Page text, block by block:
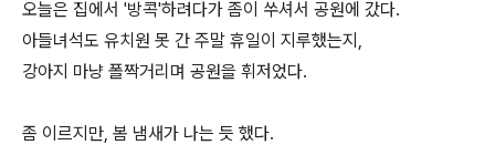
오늘은 집에서 '방콕'하려다가 좀이 쑤셔서 공원에 갔다.
아들녀석도 유치원 못 간 주말 휴일이 지루했는지,
강아지 마냥 폴짝거리며 공원을 휘저었다.
좀 이르지만, 봄 냄새가 나는 듯 했다.